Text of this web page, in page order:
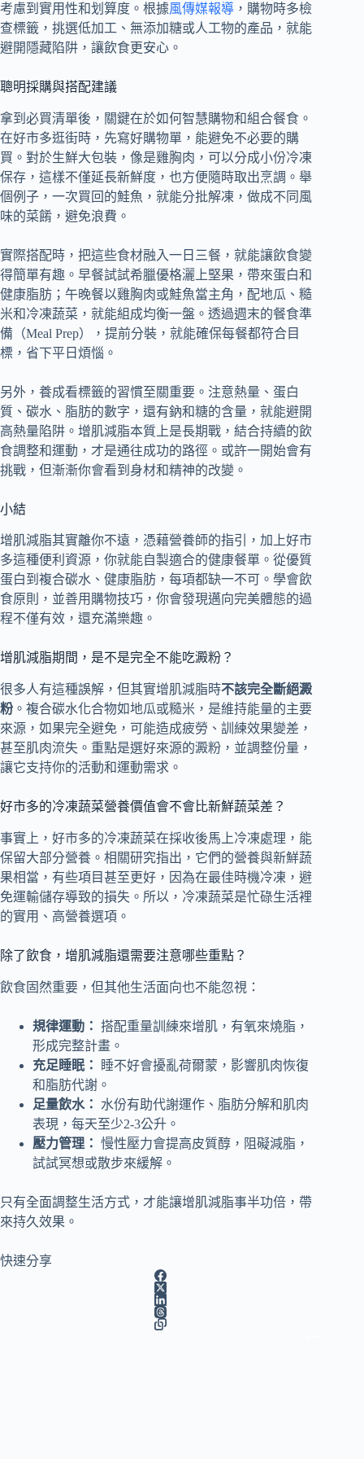
考慮到實用性和划算度。根據風傳媒報導 ，購物時多檢
查標籤，挑選低加工、無添加糖或人工物的產品，就能
避開隱藏陷阱，讓飲食更安心。
聰明採購與搭配建議
拿到必買清單後，關鍵在於如何智慧購物和組合餐食。
在好市多逛街時，先寫好購物單，能避免不必要的購
買。對於生鮮大包裝，像是雞胸肉，可以分成小份冷凍
保存，這樣不僅延長新鮮度，也方便隨時取出烹調。舉
個例子，一次買回的鮭魚，就能分批解凍，做成不同風
味的菜餚，避免浪費。
實際搭配時，把這些食材融入一日三餐，就能讓飲食變
得簡單有趣。早餐試試希臘優格灑上堅果，帶來蛋白和
健康脂肪；午晚餐以雞胸肉或鮭魚當主角，配地瓜、糙
米和冷凍蔬菜，就能組成均衡一盤。透過週末的餐食準
備（Meal Prep），提前分裝，就能確保每餐都符合目
標，省下平日煩惱。
另外，養成看標籤的習慣至關重要。注意熱量、蛋白
質、碳水、脂肪的數字，還有鈉和糖的含量，就能避開
高熱量陷阱。增肌減脂本質上是長期戰，結合持續的飲
食調整和運動，才是通往成功的路徑。或許一開始會有
挑戰，但漸漸你會看到身材和精神的改變。
小結
增肌減脂其實離你不遠，憑藉營養師的指引，加上好市
多這種便利資源，你就能自製適合的健康餐單。從優質
蛋白到複合碳水、健康脂肪，每項都缺一不可。學會飲
食原則，並善用購物技巧，你會發現邁向完美體態的過
程不僅有效，還充滿樂趣。
增肌減脂期間，是不是完全不能吃澱粉？
很多人有這種誤解，但其實增肌減脂時不該完全斷絕澱
粉。複合碳水化合物如地瓜或糙米，是維持能量的主要
來源，如果完全避免，可能造成疲勞、訓練效果變差，
甚至肌肉流失。重點是選好來源的澱粉，並調整份量，
讓它支持你的活動和運動需求。
好市多的冷凍蔬菜營養價值會不會比新鮮蔬菜差？
事實上，好市多的冷凍蔬菜在採收後馬上冷凍處理，能
保留大部分營養。相關研究指出，它們的營養與新鮮蔬
果相當，有些項目甚至更好，因為在最佳時機冷凍，避
免運輸儲存導致的損失。所以，冷凍蔬菜是忙碌生活裡
的實用、高營養選項。
除了飲食，增肌減脂還需要注意哪些重點？
飲食固然重要，但其他生活面向也不能忽視：
規律運動： 搭配重量訓練來增肌，有氧來燒脂，
形成完整計畫。
充足睡眠：
睡不好會擾亂荷爾蒙，影響肌肉恢復
和脂肪代謝。
足量飲水：
水份有助代謝運作、脂肪分解和肌肉
表現，每天至少2-3公升。
壓力管理： 慢性壓力會提高皮質醇，阻礙減脂，
試試冥想或散步來緩解。
只有全面調整生活方式，才能讓增肌減脂事半功倍，帶
來持久效果。
快速分享